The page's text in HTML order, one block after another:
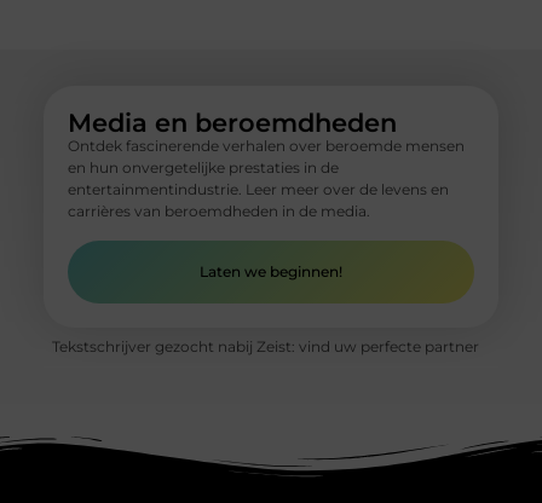
Media en beroemdheden
Ontdek fascinerende verhalen over beroemde mensen
en hun onvergetelijke prestaties in de
entertainmentindustrie. Leer meer over de levens en
carrières van beroemdheden in de media.
Laten we beginnen!
Tekstschrijver gezocht nabij Zeist: vind uw perfecte partner